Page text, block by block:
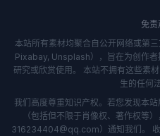
免责
本站所有素材均聚合自公开网络或第
Pixabay, Unsplash），旨在为创作者
研究或欣赏使用。 本站不拥有这些素
生的任何
我们高度尊重知识产权。若您发现本
（包括但不限于肖像权、著作权等
316234404@qq.com）通知我们。 收